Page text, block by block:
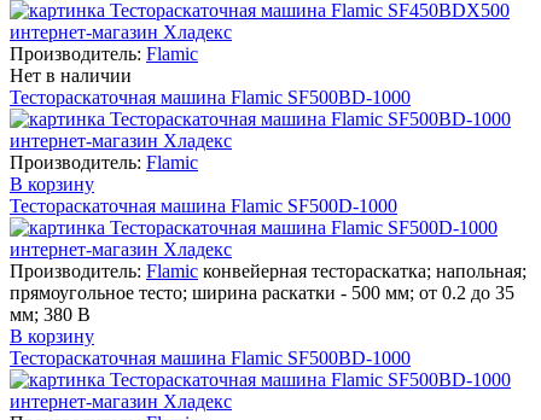
Производитель: Flamic
Нет в наличии
Тестораскаточная машина Flamic SF500BD-1000
Производитель: Flamic
В корзину
Тестораскаточная машина Flamic SF500D-1000
Производитель: Flamic конвейерная тестораскатка; напольная;
прямоугольное тесто; ширина раскатки - 500 мм; от 0.2 до 35
мм; 380 В
В корзину
Тестораскаточная машина Flamic SF500BD-1000